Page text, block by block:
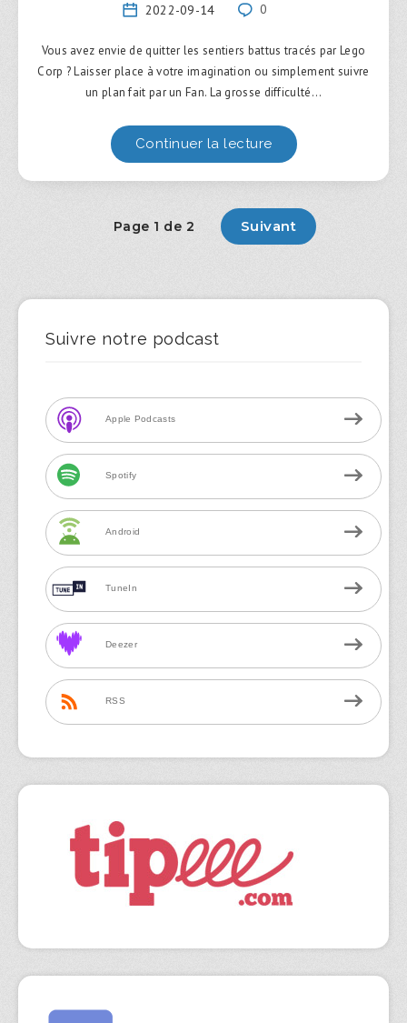
2022-09-14 0
Vous avez envie de quitter les sentiers battus tracés par Lego
Corp ? Laisser place à votre imagination ou simplement suivre
un plan fait par un Fan. La grosse difficulté…
Continuer la lecture
Page 1 de 2 Suivant
Suivre notre podcast
Apple Podcasts
Spotify
Android
TuneIn
Deezer
RSS